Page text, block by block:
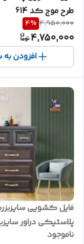
طرح موج کد 614
4,950,000
4%
4,750,000
افزودن
فایل کشویی
چوب قهوه ای
ناموجود